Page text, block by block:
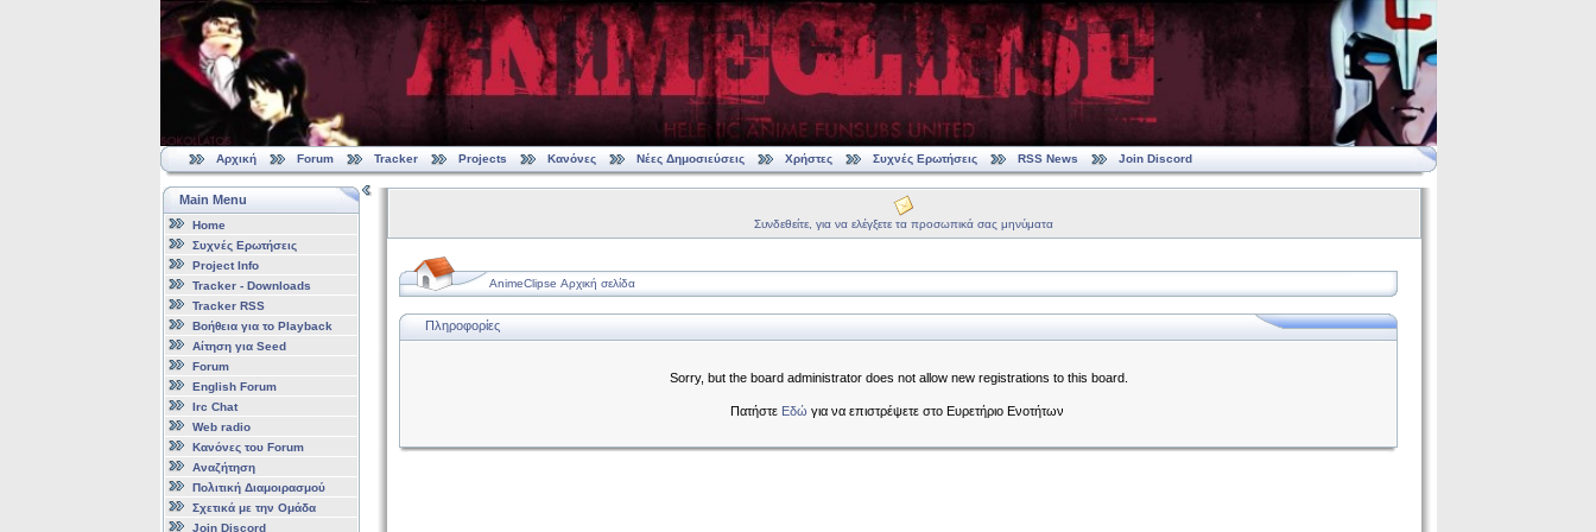
Αρχική Forum Tracker Projects Κανόνες Νέες Δημοσιεύσεις Χρήστες Συχνές Ερωτήσεις RSS News Join Discord
Main Menu
Home
Συχνές Ερωτήσεις
Project Info
Tracker - Downloads
Tracker RSS
Βοήθεια για το Playback
Αίτηση για Seed
Forum
English Forum
Irc Chat
Web radio
Κανόνες του Forum
Αναζήτηση
Πολιτική Διαμοιρασμού
Σχετικά με την Ομάδα
Join Discord
Συνδεθείτε, για να ελέγξετε τα προσωπικά σας μηνύματα
AnimeClipse Αρχική σελίδα
Πληροφορίες
Sorry, but the board administrator does not allow new registrations to this board.
Πατήστε Εδώ για να επιστρέψετε στο Ευρετήριο Ενοτήτων